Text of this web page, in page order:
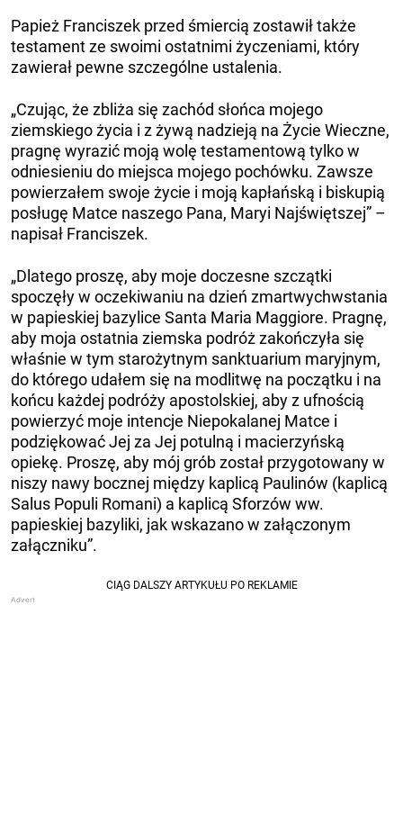
Papież Franciszek przed śmiercią zostawił także
testament ze swoimi ostatnimi życzeniami, który
zawierał pewne szczególne ustalenia.
„Czując, że zbliża się zachód słońca mojego
ziemskiego życia i z żywą nadzieją na Życie Wieczne,
pragnę wyrazić moją wolę testamentową tylko w
odniesieniu do miejsca mojego pochówku. Zawsze
powierzałem swoje życie i moją kapłańską i biskupią
posługę Matce naszego Pana, Maryi Najświętszej” –
napisał Franciszek.
„Dlatego proszę, aby moje doczesne szczątki
spoczęły w oczekiwaniu na dzień zmartwychwstania
w papieskiej bazylice Santa Maria Maggiore. Pragnę,
aby moja ostatnia ziemska podróż zakończyła się
właśnie w tym starożytnym sanktuarium maryjnym,
do którego udałem się na modlitwę na początku i na
końcu każdej podróży apostolskiej, aby z ufnością
powierzyć moje intencje Niepokalanej Matce i
podziękować Jej za Jej potulną i macierzyńską
opiekę. Proszę, aby mój grób został przygotowany w
niszy nawy bocznej między kaplicą Paulinów (kaplicą
Salus Populi Romani) a kaplicą Sforzów ww.
papieskiej bazyliki, jak wskazano w załączonym
załączniku”.